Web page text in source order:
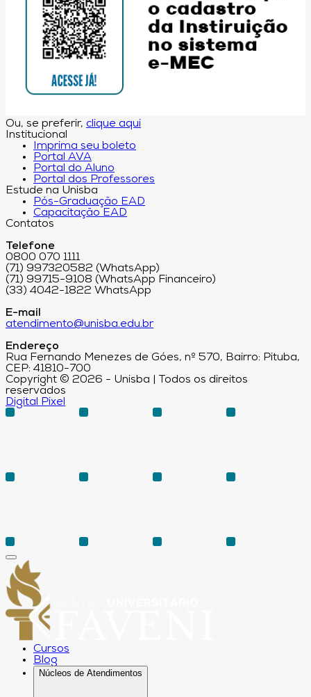
Ou, se preferir, clique aqui
Institucional
Imprima seu boleto
Portal AVA
Portal do Aluno
Portal dos Professores
Estude na Unisba
Pós-Graduação EAD
Capacitação EAD
Contatos
Telefone
0800 070 1111
(71) 997320582 (WhatsApp)
(71) 99715-9108 (WhatsApp Financeiro)
(33) 4042-1822 WhatsApp
E-mail
atendimento@unisba.edu.br
Endereço
Rua Fernando Menezes de Góes, nº 570, Bairro: Pituba,
CEP: 41810-700
Copyright © 2026 - Unisba | Todos os direitos
reservados
Digital Pixel
Cursos
Blog
Núcleos de Atendimentos